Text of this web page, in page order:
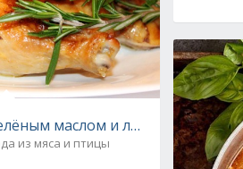
маслом и лимоном
из мяса и птицы